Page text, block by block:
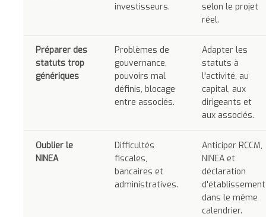
investisseurs.
selon le projet
réel.
Préparer des
statuts trop
génériques
Problèmes de
gouvernance,
pouvoirs mal
définis, blocage
entre associés.
Adapter les
statuts à
l'activité, au
capital, aux
dirigeants et
aux associés.
Oublier le
NINEA
Difficultés
fiscales,
bancaires et
administratives.
Anticiper RCCM,
NINEA et
déclaration
d'établissement
dans le même
calendrier.